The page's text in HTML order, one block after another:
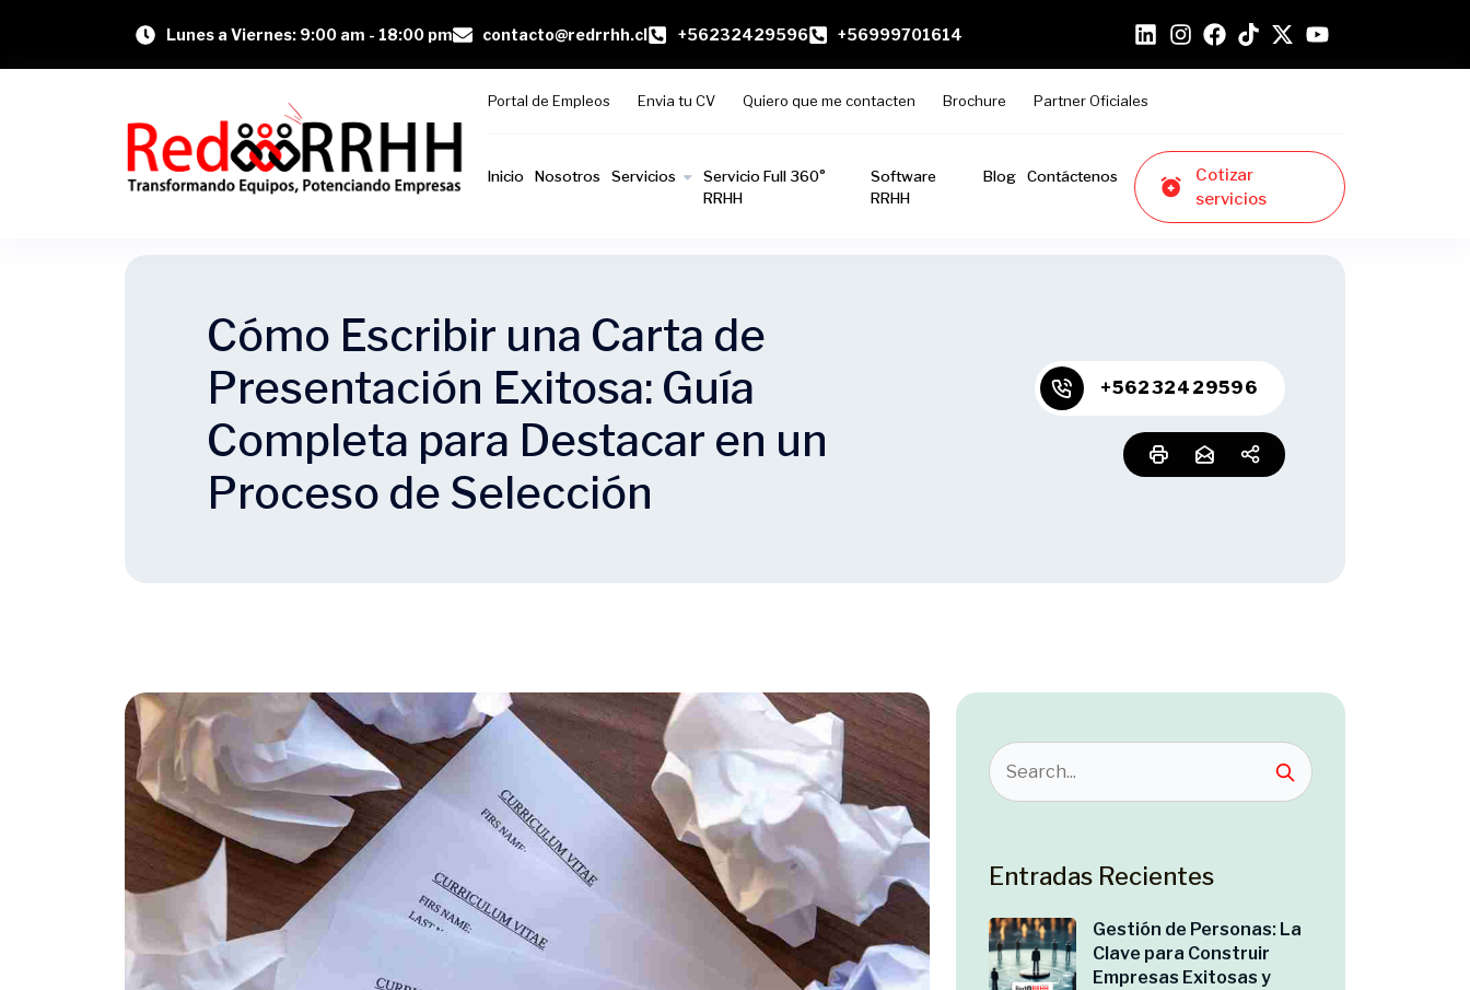
Lunes a Viernes: 9:00 am - 18:00 pm contacto@redrrhh.cl +56232429596 +56999701614
Portal de Empleos Envia tu CV Quiero que me contacten Brochure Partner Oficiales
Inicio Nosotros Servicios
Servicio Full 360°
RRHH
Software
RRHH
Blog Contáctenos
Cotizar
servicios
Cómo Escribir una Carta de
Presentación Exitosa: Guía
Completa para Destacar en un
Proceso de Selección
+56232429596
Entradas Recientes
Gestión de Personas: La
Clave para Construir
Empresas Exitosas y